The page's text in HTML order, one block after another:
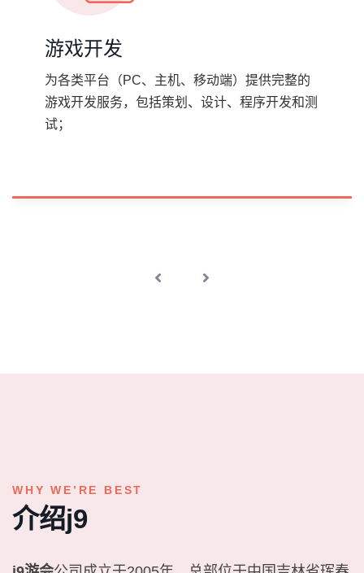
游戏开发
为各类平台（PC、主机、移动端）提供完整的
游戏开发服务，包括策划、设计、程序开发和测
试；
WHY WE’RE BEST
介绍j9